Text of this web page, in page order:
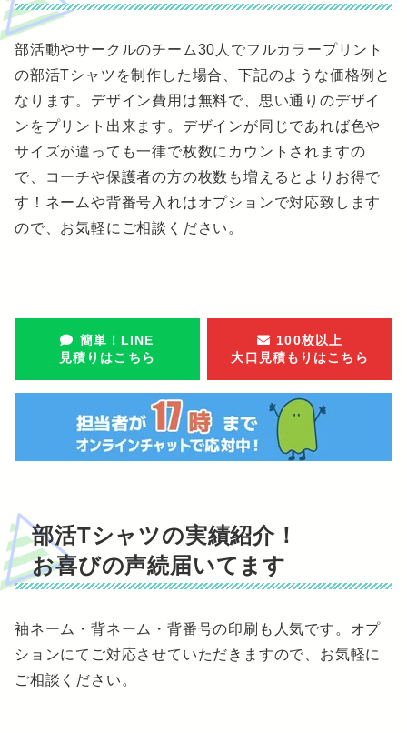
部活動やサークルのチーム30人でフルカラープリント
の部活Tシャツを制作した場合、下記のような価格例と
なります。デザイン費用は無料で、思い通りのデザイ
ンをプリント出来ます。デザインが同じであれば色や
サイズが違っても一律で枚数にカウントされますの
で、コーチや保護者の方の枚数も増えるとよりお得で
す！ネームや背番号入れはオプションで対応致します
ので、お気軽にご相談ください。
簡単！LINE
見積りはこちら
100枚以上
大口見積もりはこちら
部活Tシャツの実績紹介！
お喜びの声続届いてます
袖ネーム・背ネーム・背番号の印刷も人気です。オプ
ションにてご対応させていただきますので、お気軽に
ご相談ください。